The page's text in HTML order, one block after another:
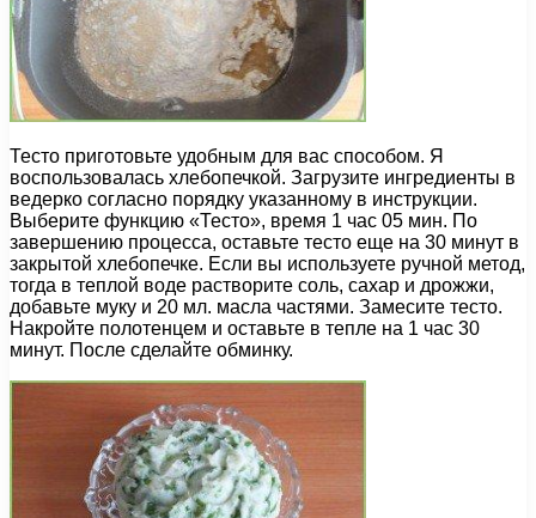
Тесто приготовьте удобным для вас способом. Я
воспользовалась хлебопечкой. Загрузите ингредиенты в
ведерко согласно порядку указанному в инструкции.
Выберите функцию «Тесто», время 1 час 05 мин. По
завершению процесса, оставьте тесто еще на 30 минут в
закрытой хлебопечке. Если вы используете ручной метод,
тогда в теплой воде растворите соль, сахар и дрожжи,
добавьте муку и 20 мл. масла частями. Замесите тесто.
Накройте полотенцем и оставьте в тепле на 1 час 30
минут. После сделайте обминку.